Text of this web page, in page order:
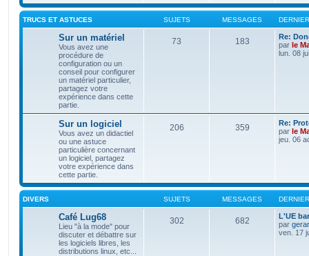
TRUCS ET ASTUCES SUJETS MESSAGES
Sur un matériel
Vous avez une
procédure de
configuration ou un
conseil pour configurer
un matériel particulier,
partagez votre
expérience dans cette
partie.
73 183
Re:
par le
lun. 08
Sur un logiciel
Vous avez un didactiel
ou une astuce
particulière concernant
un logiciel, partagez
votre expérience dans
cette partie.
206 359
Re:
par le
jeu. 06
DIVERS SUJETS MESSAGES
Café Lug68
Lieu "à la mode" pour
discuter et débattre sur
les logiciels libres, les
distributions linux, etc...
302 682
L'UE
par
ven. 17